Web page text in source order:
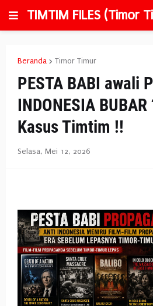
TIMTIM FILES (Timor
Beranda Timor Timur
PESTA BABI awali
INDONESIA
Kasus Timtim !!
Selasa, Mei 12, 2026